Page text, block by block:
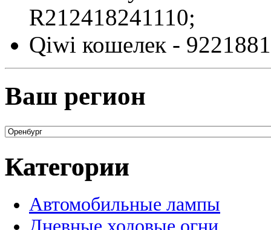
R212418241110;
Qiwi кошелек -
Ваш регион
Категории
Автомобильные лампы